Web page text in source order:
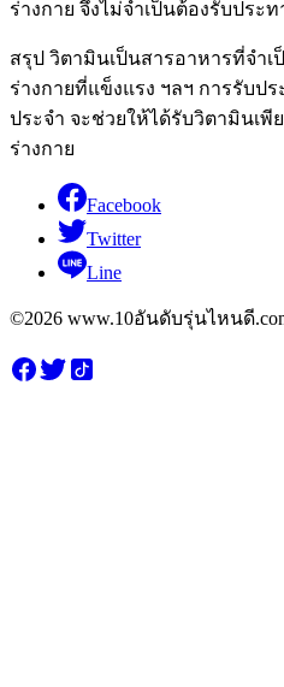
ร่างกาย จึงไม่จำเป็นต้องรับประ
สรุป วิตามินเป็นสารอาหารที่จำ
ร่างกายที่แข็งแรง ฯลฯ การรับป
ประจำ จะช่วยให้ได้รับวิตามินเ
ร่างกาย
Facebook
Twitter
Line
©2026 www.10อันดับรุ่นไหนดี